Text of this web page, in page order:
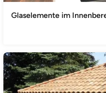
Glaselemente im